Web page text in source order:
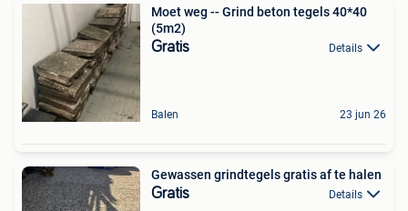
Moet weg -- Grind beton tegels 40*40
(5m2)
Gratis Details
Balen 23 jun 26
Gewassen grindtegels gratis af te halen
Gratis Details